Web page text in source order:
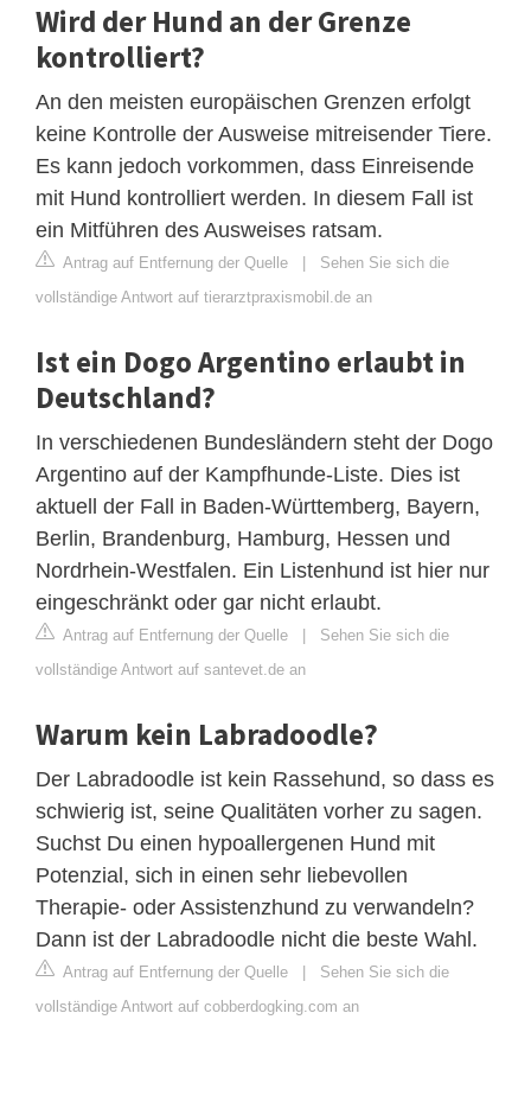
Wird der Hund an der Grenze
kontrolliert?
An den meisten europäischen Grenzen erfolgt
keine Kontrolle der Ausweise mitreisender Tiere.
Es kann jedoch vorkommen, dass Einreisende
mit Hund kontrolliert werden. In diesem Fall ist
ein Mitführen des Ausweises ratsam.
Antrag auf Entfernung der Quelle | Sehen Sie sich die
vollständige Antwort auf tierarztpraxismobil.de an
Ist ein Dogo Argentino erlaubt in
Deutschland?
In verschiedenen Bundesländern steht der Dogo
Argentino auf der Kampfhunde-Liste. Dies ist
aktuell der Fall in Baden-Württemberg, Bayern,
Berlin, Brandenburg, Hamburg, Hessen und
Nordrhein-Westfalen. Ein Listenhund ist hier nur
eingeschränkt oder gar nicht erlaubt.
Antrag auf Entfernung der Quelle | Sehen Sie sich die
vollständige Antwort auf santevet.de an
Warum kein Labradoodle?
Der Labradoodle ist kein Rassehund, so dass es
schwierig ist, seine Qualitäten vorher zu sagen.
Suchst Du einen hypoallergenen Hund mit
Potenzial, sich in einen sehr liebevollen
Therapie- oder Assistenzhund zu verwandeln?
Dann ist der Labradoodle nicht die beste Wahl.
Antrag auf Entfernung der Quelle | Sehen Sie sich die
vollständige Antwort auf cobberdogking.com an